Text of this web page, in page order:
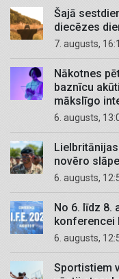
Šajā
diecēzes
7. augusts,
Nākotnes
baznīcu
mākslīgo
6. augusts,
novēro
6. augusts,
No 6. līdz 8.
konferencei
6. augusts,
Sportistiem